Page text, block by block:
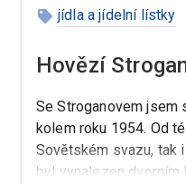
jídla a jídelní lístky
Hovězí
Se Stroganovem
kolem roku 1954. Od
Sovětském svazu, tak
byl vynalezen dvorním